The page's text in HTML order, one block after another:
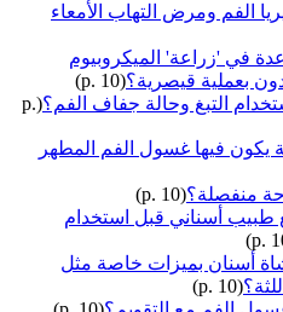
الفم ومرض التهاب الأمعاء
في 'زراعة' الميكروبيوم
بعملية قيصرية؟(p. 10)
التبغ وحالة جفاف الفم؟ (p.
فيها غسول الفم المطهر
منفصلة؟(p. 10)
أسناني قبل استخدام
أسنان بميزات خاصة مثل
(p. 10)